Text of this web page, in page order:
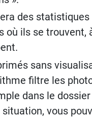
des
où ils se
sans
filtre les
dans le
vous